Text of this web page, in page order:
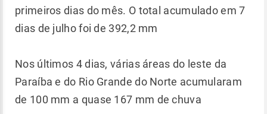
primeiros dias do mês. O total acumulado em 7
dias de julho foi de 392,2 mm
Nos últimos 4 dias, várias áreas do leste da
Paraíba e do Rio Grande do Norte acumularam
de 100 mm a quase 167 mm de chuva